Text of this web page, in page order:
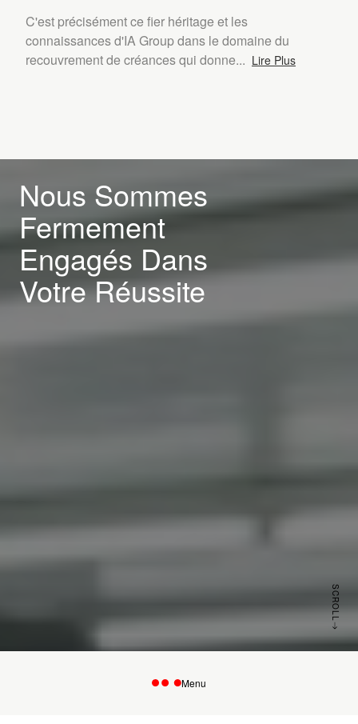
Menu
SCROLL
C'est précisément ce fier héritage et les
connaissances d'IA Group dans le domaine du
recouvrement de créances qui donne... Lire Plus
Nous Sommes
Fermement
Engagés Dans
Votre Réussite